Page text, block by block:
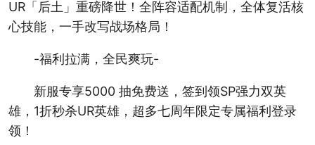
UR「后土」重磅降世！全阵容适配机制，全体复活核
心技能，一手改写战场格局！
-福利拉满，全民爽玩-
新服专享5000 抽免费送，签到领SP强力双英
雄，1折秒杀UR英雄，超多七周年限定专属福利登录
领！